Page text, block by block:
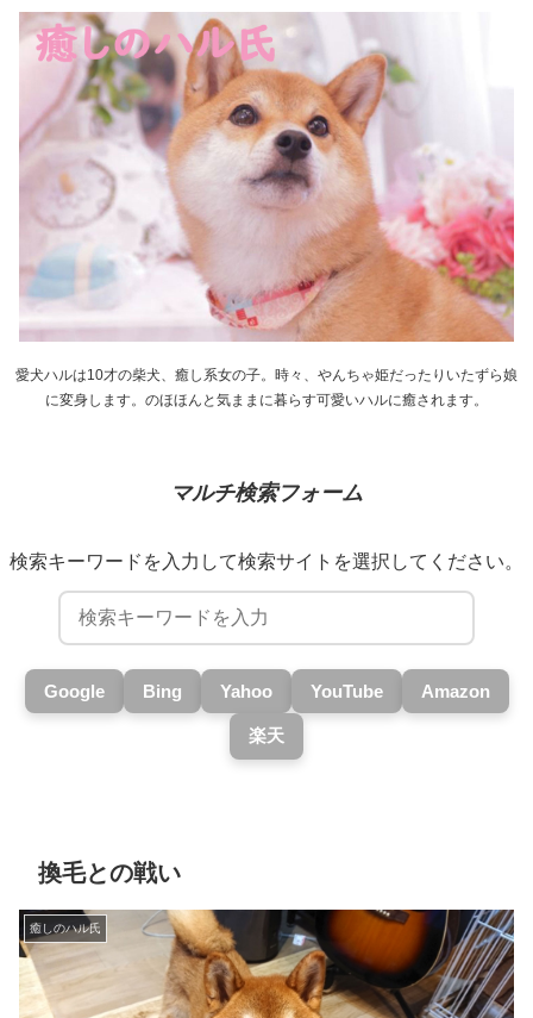
愛犬ハルは10才の柴犬、癒し系女の子。時々、やんちゃ姫だったりいたずら娘
に変身します。のほほんと気ままに暮らす可愛いハルに癒されます。
マルチ検索フォーム
検索キーワードを入力して検索サイトを選択してください。
Google Bing Yahoo YouTube Amazon
楽天
換毛との戦い
癒しのハル氏